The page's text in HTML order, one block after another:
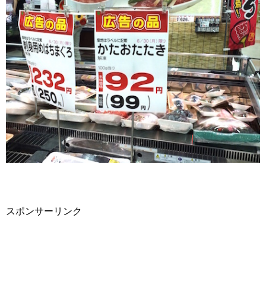
スポンサーリンク